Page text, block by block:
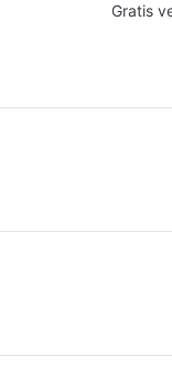
Gratis